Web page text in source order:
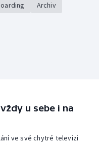
Archiv
u sebe i na
ve své chytré televizi